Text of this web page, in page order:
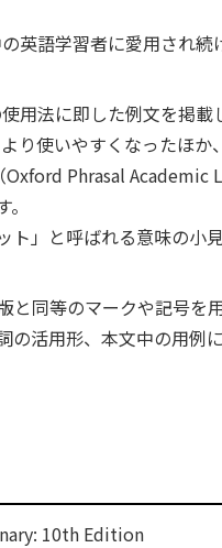
英語学習者に愛用され続
用法に即した例文を掲載
り使いやすくなったほか
Phrasal Academic
」と呼ばれる意味の小
同等のマークや記号を
活用形、本文中の用例
10th Edition